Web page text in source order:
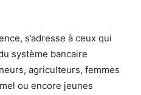
s’adresse à ceux qui
système bancaire
agriculteurs, femmes
ou encore jeunes